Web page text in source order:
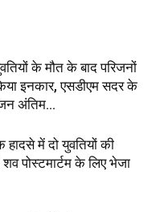
के मौत के बाद परिजनों
इनकार, एसडीएम सदर के
अंतिम...
में दो युवतियों की
पोस्टमार्टम के लिए भेजा